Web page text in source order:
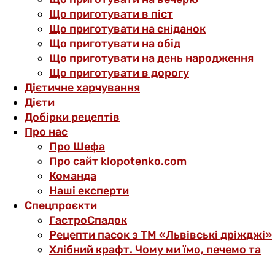
Що приготувати в піст
Що приготувати на сніданок
Що приготувати на обід
Що приготувати на день народження
Що приготувати в дорогу
Дієтичне харчування
Дієти
Добірки рецептів
Про нас
Про Шефа
Про сайт klopotenko.com
Команда
Наші експерти
Спецпроєкти
ГастроСпадок
Рецепти пасок з ТМ «Львівські дріжджі»
Хлібний крафт. Чому ми їмо, печемо та